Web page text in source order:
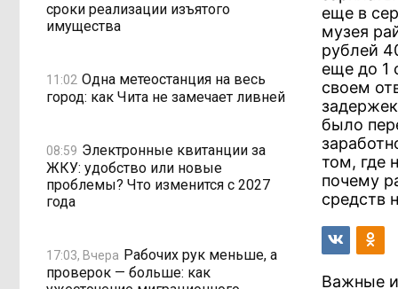
сроки реализации изъятого
имущества
11:02 Одна метеостанция на весь
город: как Чита не замечает ливней
08:59 Электронные квитанции за
ЖКУ: удобство или новые
проблемы? Что изменится с 2027
года
17:03, Вчера Рабочих рук меньше, а
проверок — больше: как
еще в
музея
рублей
еще до 1
своем
было
том, где
почему
средств
Важные